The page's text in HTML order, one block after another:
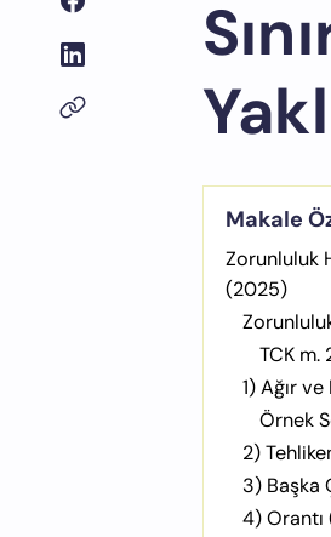
Makale
Zorunluluk
(2025)
TCK m.
1) Ağır
Örnek
2)
3) Başka
4) Orantı